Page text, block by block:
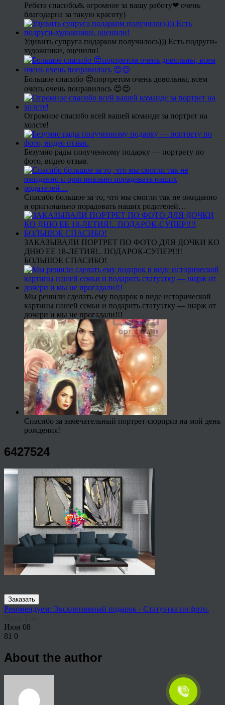
Ребята спасибо🙏 огромное за вашу работу❤ очень
благодарна за такую красоту)
Удивить супруга подарком получилось))) Есть подруги-
художники, оценили!
Большое спасибо 😍портретом очень довольны, всем
очень очень понравилось 😍😍
Огромное спасибо всей вашей команде за портрет на
холсте!
Безумно рады полученному подарку — портрету по
фото, видео отзыв.
Спасибо большое за то, что мы смогли так не ожиданно
и оригинально порадовать наших родителей…
ЗАКАЗЫВАЛИ ПОРТРЕТ ПО ФОТО ДЛЯ ДОЧКИ КО
ДНЮ ЕЕ 18-ЛЕТИЯ!.. ПОДАРОК-СУПЕР!!!!
БОЛЬШОЕ СПАСИБО!
Мы решили сделать ему подарок в виде исторической
картины нашей семьи и подарить статуэтку — шарж от
дочери и мы не прогадали!!!
Спасибо за замечательный портрет-сюрприз на мой день
рождения!
6427524
Заказать
Рекомендуем: Эксклюзивный подарок - Статуэтка по фото.
Июн 08
81 0
About the author